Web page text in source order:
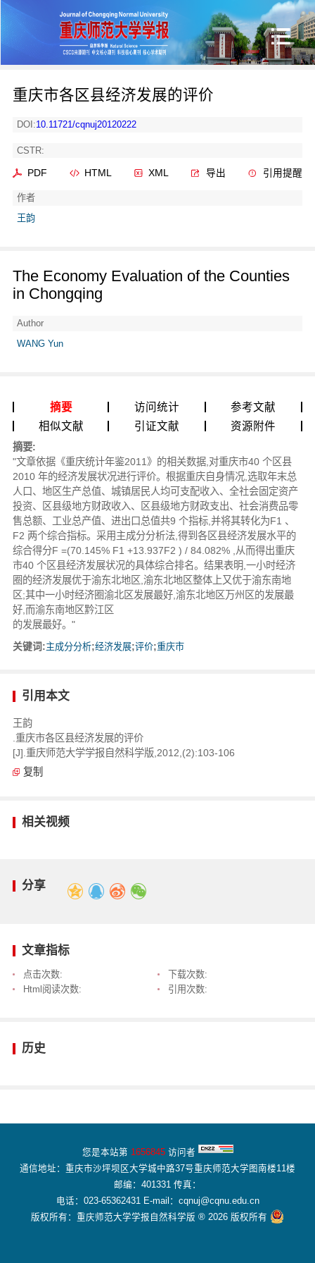
重庆市各区县经济发展的评价
DOI:10.11721/cqnuj20120222
CSTR:
PDF HTML XML 导出 引用提醒
作者
王韵
The Economy Evaluation of the Counties
in Chongqing
Author
WANG Yun
摘要 访问统计
参考文献
相似文献
引证文献 资源附件
摘要:
"文章依据《重庆统计年鉴2011》的相关数据,对重庆市40 个区县
2010 年的经济发展状况进行评价。根据重庆自身情况,选取年末总
人口、地区生产总值、城镇居民人均可支配收入、全社会固定资产
投资、区县级地方财政收入、区县级地方财政支出、社会消费品零
售总额、工业总产值、进出口总值共9 个指标,并将其转化为F1 、
F2 两个综合指标。采用主成分分析法,得到各区县经济发展水平的
综合得分F =(70.145% F1 +13.937F2 ) / 84.082% ,从而得出重庆
市40 个区县经济发展状况的具体综合排名。结果表明,一小时经济
圈的经济发展优于渝东北地区,渝东北地区整体上又优于渝东南地
区;其中一小时经济圈渝北区发展最好,渝东北地区万州区的发展最
好,而渝东南地区黔江区
的发展最好。"
关键词:主成分分析;经济发展;评价;重庆市
引用本文
王韵
.重庆市各区县经济发展的评价
[J].重庆师范大学学报自然科学版,2012,(2):103-106
复制
相关视频
分享
文章指标
点击次数:
下载次数:
Html阅读次数:
引用次数:
历史
您是本站第 1656845访问者
通信地址：重庆市沙坪坝区大学城中路37号重庆师范大学图南楼11楼
邮编：401331 传真：
电话：023-65362431 E-mail：cqnuj@cqnu.edu.cn
版权所有：重庆师范大学学报自然科学版 ® 2026 版权所有